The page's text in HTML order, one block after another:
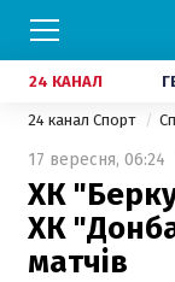
24 КАНАЛ
24 канал Спорт
17 вересня, 06:24
ХК
ХК
матчів